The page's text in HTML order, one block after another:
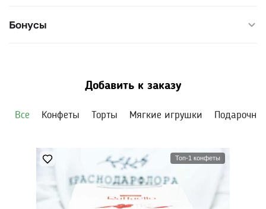
Бонусы
Добавить к заказу
Все Конфеты Торты Мягкие игрушки
Топ-1 конфеты